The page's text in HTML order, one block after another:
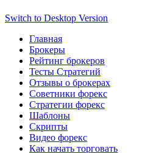
Switch to Desktop Version
Главная
Брокеры
Рейтинг брокеров
Тесты Стратегий
Отзывы о брокерах
Советники форекс
Стратегии форекс
Шаблоны
Скрипты
Видео форекс
Как начать торговать